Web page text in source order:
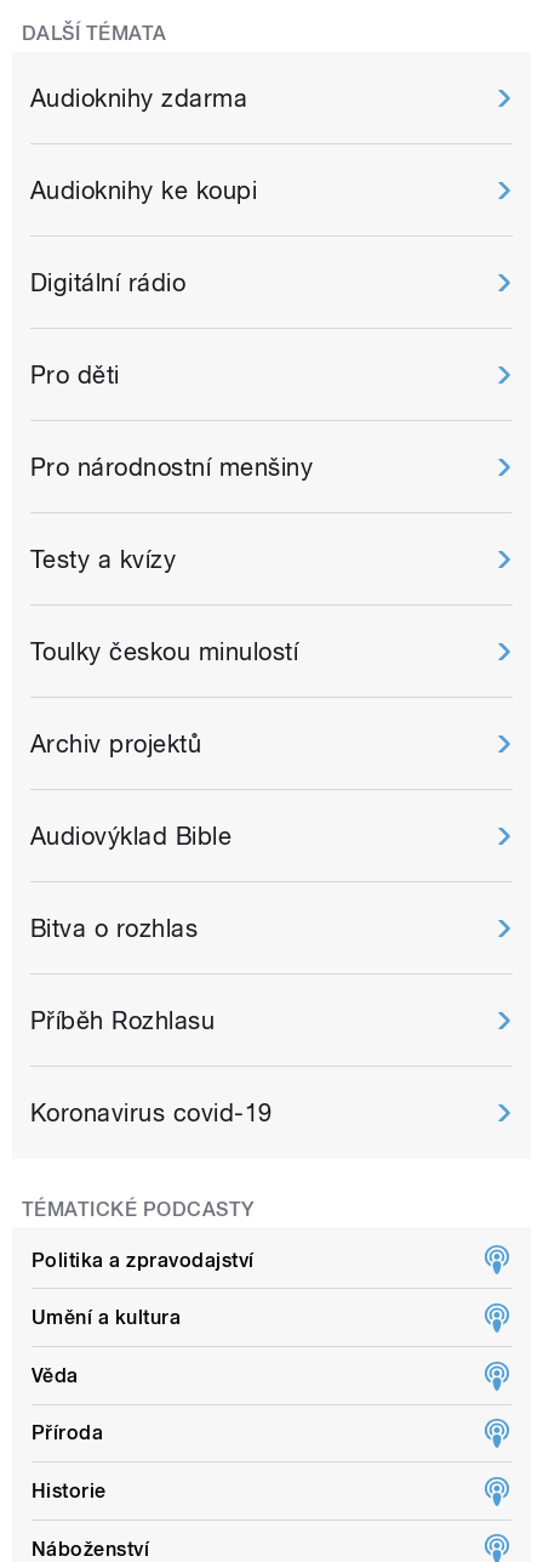
DALŠÍ TÉMATA
Audioknihy zdarma
Audioknihy ke koupi
Digitální rádio
Pro děti
Pro národnostní menšiny
Testy a kvízy
Toulky českou minulostí
Archiv projektů
Audiovýklad Bible
Bitva o rozhlas
Příběh Rozhlasu
Koronavirus covid-19
TÉMATICKÉ PODCASTY
Politika a zpravodajství
Umění a kultura
Věda
Příroda
Historie
Náboženství